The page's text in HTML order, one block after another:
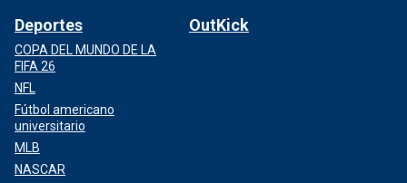
Deportes
COPA DEL MUNDO DE LA
FIFA 26
NFL
Fútbol americano
universitario
MLB
NASCAR
OutKick